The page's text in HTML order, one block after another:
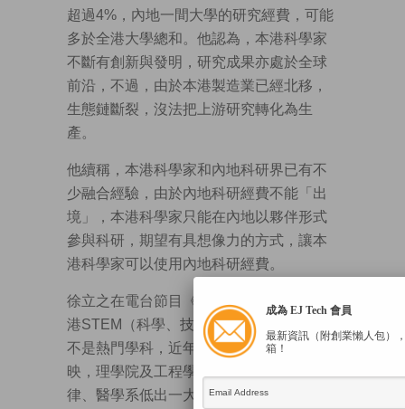
超過4%，內地一間大學的研究經費，可能
多於全港大學總和。他認為，本港科學家
不斷有創新與發明，研究成果亦處於全球
前沿，不過，由於本港製造業已經北移，
生態鏈斷裂，沒法把上游研究轉化為生
產。
他續稱，本港科學家和內地科研界已有不
少融合經驗，由於內地科研經費不能「出
境」，本港科學家只能在內地以夥伴形式
參與科研，期望有具想像力的方式，讓本
港科學家可以使用內地科研經費。
徐立之在電台節目《香港家書》稱，在香
港STEM（科學、技術、工程及數學）並
不是熱門學科，近年大學聯招數據亦反
映，理學院及工程學院學生入學成績較法
律、醫學系低出一大截，甚至比某商學院
成為 EJ Tech 會員
最新資訊（附創業懶人包）
箱！